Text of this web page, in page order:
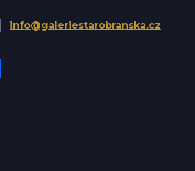
info@galeriestarobranska.cz